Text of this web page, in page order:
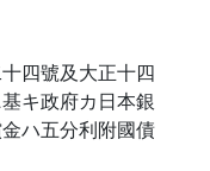
四號及大正十四
キ政府カ日本銀
ハ五分利附國債